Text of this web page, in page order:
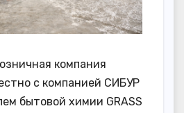
компания
с компанией СИБУР
бытовой химии GRASS